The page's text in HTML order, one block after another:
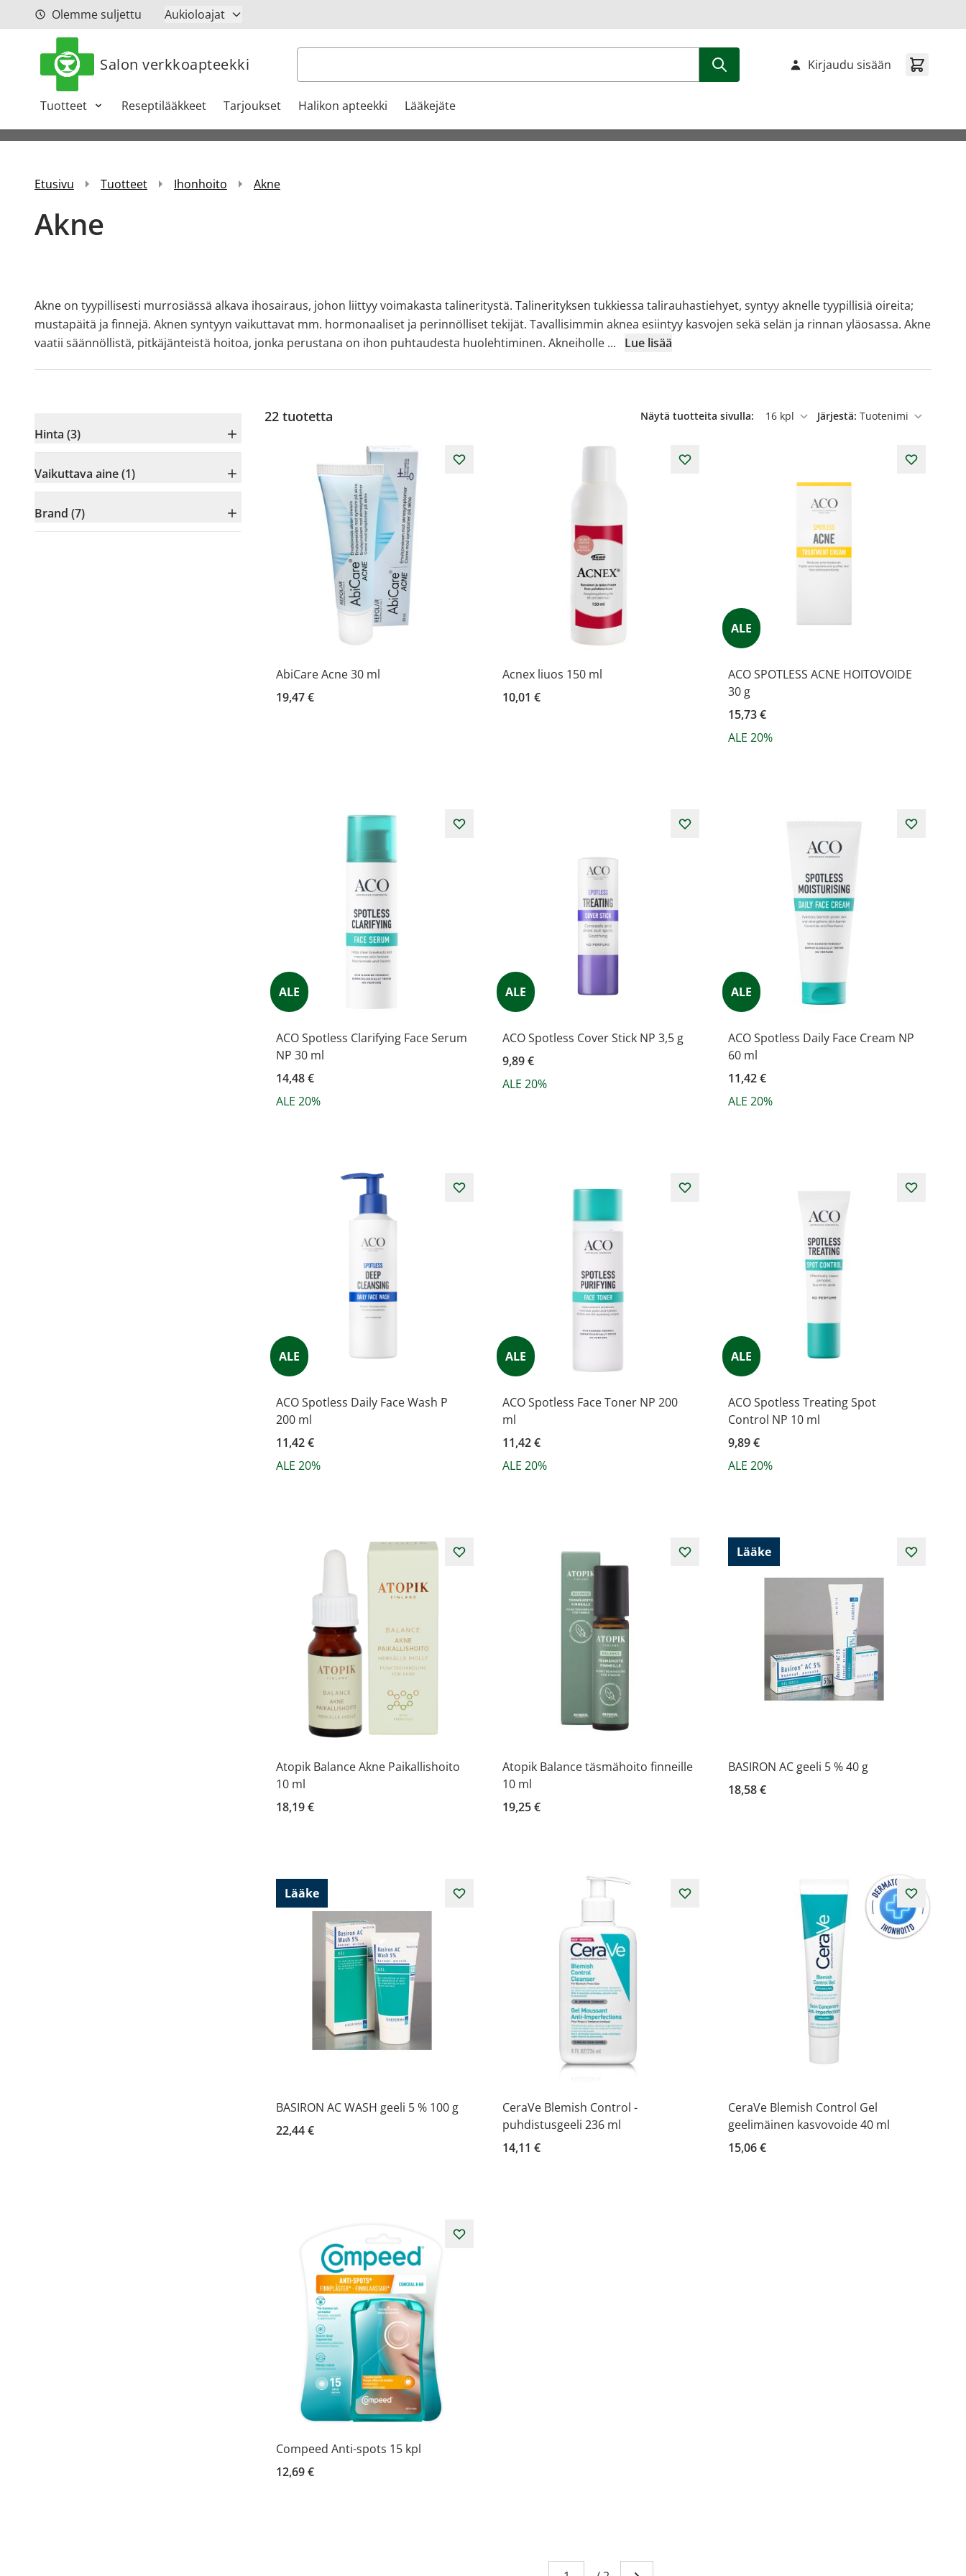
Siirry sisältöönOlemme suljettu Aukioloajat
Salon verkkoapteekki Haku
Tuotteet Reseptilääkkeet Tarjoukset Halikon apteekki Lääkejäte
Kirjaudu sisään
Etusivu Tuotteet Ihonhoito Akne
Akne
Akne on tyypillisesti murrosiässä alkava ihosairaus, johon liittyy voimakasta talineritystä. Talinerityksen tukkiessa talirauhastiehyet, syntyy aknelle tyypillisiä oireita;
mustapäitä ja finnejä. Aknen syntyyn vaikuttavat mm. hormonaaliset ja perinnölliset tekijät. Tavallisimmin aknea esiintyy kasvojen sekä selän ja rinnan yläosassa. Akne
vaatii säännöllistä, pitkäjänteistä hoitoa, jonka perustana on ihon puhtaudesta huolehtiminen. Akneiholle ... Lue lisää
Hinta (3)
Vaikuttava aine (1)
Brand (7)
22 tuotetta Näytä tuotteita sivulla:
per sivu
Järjestä:
AbiCare Acne 30 ml
19,47 €
Acnex liuos 150 ml
10,01 €
ALE
ACO SPOTLESS ACNE HOITOVOIDE
30 g
15,73 €
ALE 20%
ALE
ACO Spotless Clarifying Face Serum
NP 30 ml
14,48 €
ALE 20%
ALE
ACO Spotless Cover Stick NP 3,5 g
9,89 €
ALE 20%
ALE
ACO Spotless Daily Face Cream NP
60 ml
11,42 €
ALE 20%
ALE
ACO Spotless Daily Face Wash P
200 ml
11,42 €
ALE 20%
ALE
ACO Spotless Face Toner NP 200
ml
11,42 €
ALE 20%
ALE
ACO Spotless Treating Spot
Control NP 10 ml
9,89 €
ALE 20%
Atopik Balance Akne Paikallishoito
10 ml
18,19 €
Atopik Balance täsmähoito finneille
10 ml
19,25 €
Lääke
BASIRON AC geeli 5 % 40 g
18,58 €
Lääke
BASIRON AC WASH geeli 5 % 100 g
22,44 €
CeraVe Blemish Control -
puhdistusgeeli 236 ml
14,11 €
CeraVe Blemish Control Gel
geelimäinen kasvovoide 40 ml
15,06 €
Compeed Anti-spots 15 kpl
12,69 €
Sivu